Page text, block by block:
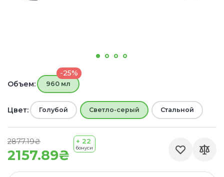
2157.89₴
2877.19₴ + 22
бонуси
Объем:
-25%
960 мл
Цвет: Голубой Светло-серый Стальной